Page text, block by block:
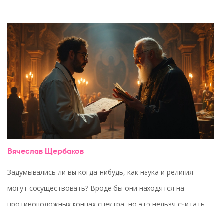
Вячеслав Щербаков
Задумывались ли вы когда-нибудь, как наука и религия
могут сосуществовать? Вроде бы они находятся на
противоположных концах спектра, но это нельзя считать